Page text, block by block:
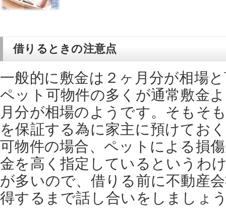
借りるときの注意点
一般的に敷金は２ヶ月分が相場
ペット可物件の多くが通常敷金
月分が相場のようです。そもそ
を保証する為に家主に預けてお
可物件の場合、ペットによる損
金を高く指定しているというわ
が多いので、借りる前に不動産
得するまで話し合いをしましょ